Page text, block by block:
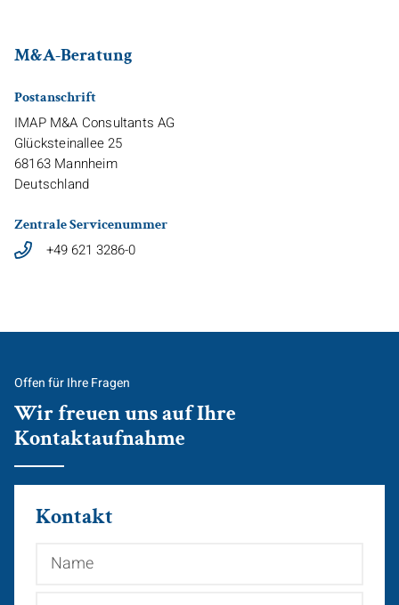
M&A-Beratung
Postanschrift
IMAP M&A Consultants AG
Glücksteinallee 25
68163 Mannheim
Deutschland
Zentrale Servicenummer
+49 621 3286-0
Offen für Ihre Fragen
Wir freuen uns auf Ihre
Kontaktaufnahme
Kontakt
Name